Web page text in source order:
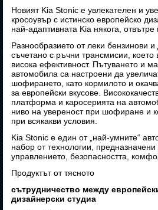
Новият Kia Stonic е увлекателен и
кросоувър с истинско европейско
най-адаптивната Kia някога, отвътре
Разнообразието от леки бензинови
съчетано с ръчни трансмисии,
висока ефективност. Пътуването и
автомобила са настроени да
шофирането, като кормилото и
за европейски вкусове.
платформа и каросерията на
ниво на увереност при шофиране и
при всякакви условия.
Kia Stonic е един от „най-умните“
набор от технологии,
управлението, безопасността,
Продуктът от тясното
сътрудничество между
дизайнерски студиа